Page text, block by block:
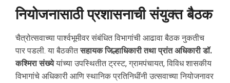
नियोजनासाठी प्रशासनाची संयुक्त बैठक
चैत्रोत्सवाच्या पार्श्वभूमीवर संबंधित विभागांची आढावा बैठक नुकतीच
पार पडली. या बैठकीतसहायक जिल्हाधिकारी तथा प्रांत अधिकारी डॉ.
कश्मिरा संख्येयांच्या उपस्थितीत ट्रस्ट, ग्रामपंचायत, विविध शासकीय
विभागांचे अधिकारी आणि स्थानिक प्रतिनिधींनी उत्सवाच्या नियोजनावर